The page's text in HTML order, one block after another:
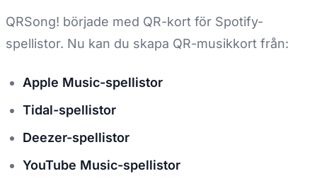
QRSong! började med QR-kort för Spotify-
spellistor. Nu kan du skapa QR-musikkort från:
Apple Music-spellistor
Tidal-spellistor
Deezer-spellistor
YouTube Music-spellistor